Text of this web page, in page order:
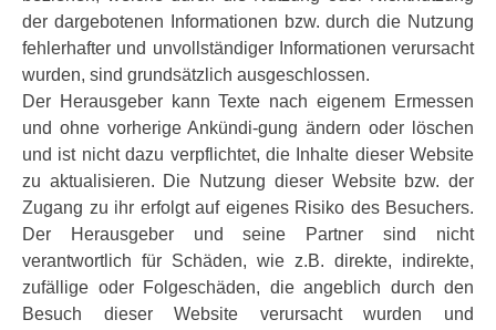
der dargebotenen Informationen bzw. durch die Nutzung
fehlerhafter und unvollständiger Informationen verursacht
wurden, sind grundsätzlich ausgeschlossen.
Der Herausgeber kann Texte nach eigenem Ermessen
und ohne vorherige Ankündi-gung ändern oder löschen
und ist nicht dazu verpflichtet, die Inhalte dieser Website
zu aktualisieren. Die Nutzung dieser Website bzw. der
Zugang zu ihr erfolgt auf eigenes Risiko des Besuchers.
Der Herausgeber und seine Partner sind nicht
verantwortlich für Schäden, wie z.B. direkte, indirekte,
zufällige oder Folgeschäden, die angeblich durch den
Besuch dieser Website verursacht wurden und